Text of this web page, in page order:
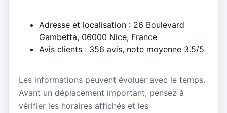
Adresse et localisation : 26 Boulevard
Gambetta, 06000 Nice, France
Avis clients : 356 avis, note moyenne 3.5/5
Les informations peuvent évoluer avec le temps.
Avant un déplacement important, pensez à
vérifier les horaires affichés et les